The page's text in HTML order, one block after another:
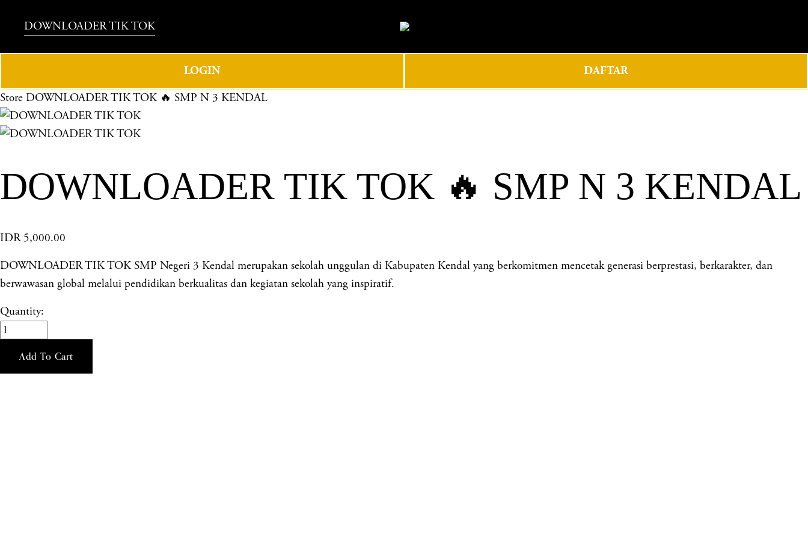
DOWNLOADER TIK TOK
LOGIN DAFTAR
Store DOWNLOADER TIK TOK 🔥 SMP N 3 KENDAL
DOWNLOADER TIK TOK 🔥 SMP N 3 KENDAL
IDR 5,000.00
DOWNLOADER TIK TOK SMP Negeri 3 Kendal merupakan sekolah unggulan di Kabupaten Kendal yang berkomitmen mencetak generasi berprestasi, berkarakter, dan
berwawasan global melalui pendidikan berkualitas dan kegiatan sekolah yang inspiratif.
Quantity:
Add To Cart